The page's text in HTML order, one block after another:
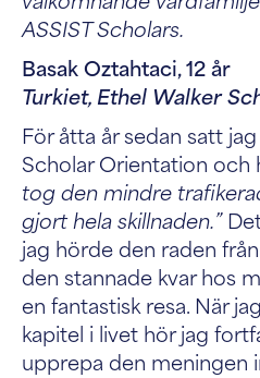
ASSIST Scholars.
Basak Oztahtaci, 12 år
Turkiet, Ethel Walker
För åtta år sedan satt
Scholar Orientation och
tog den mindre
gjort hela skillnaden.”
jag hörde den raden
den stannade kvar hos
en fantastisk resa. När
kapitel i livet hör jag
upprepa den meningen